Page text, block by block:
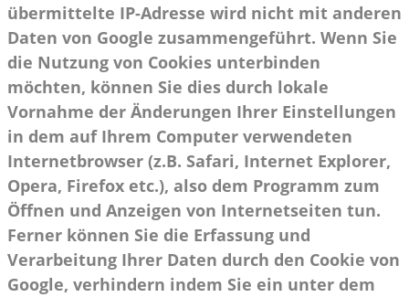
übermittelte IP-Adresse wird nicht mit anderen
Daten von Google zusammengeführt. Wenn Sie
die Nutzung von Cookies unterbinden
möchten, können Sie dies durch lokale
Vornahme der Änderungen Ihrer Einstellungen
in dem auf Ihrem Computer verwendeten
Internetbrowser (z.B. Safari, Internet Explorer,
Opera, Firefox etc.), also dem Programm zum
Öffnen und Anzeigen von Internetseiten tun.
Ferner können Sie die Erfassung und
Verarbeitung Ihrer Daten durch den Cookie von
Google, verhindern indem Sie ein unter dem